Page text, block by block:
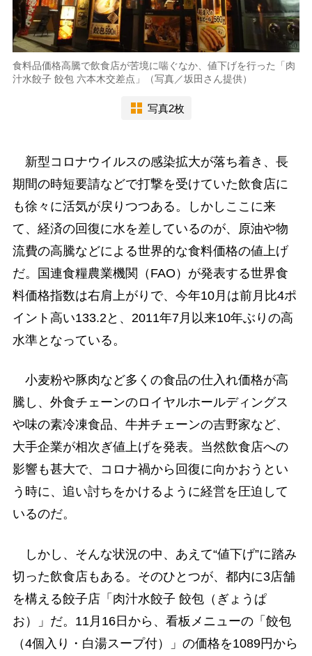
食料品価格高騰で飲食店が苦境に喘ぐなか、値下げを行った「肉
汁水餃子 餃包 六本木交差点」（写真／坂田さん提供）
写真2枚
新型コロナウイルスの感染拡大が落ち着き、長
期間の時短要請などで打撃を受けていた飲食店に
も徐々に活気が戻りつつある。しかしここに来
て、経済の回復に水を差しているのが、原油や物
流費の高騰などによる世界的な食料価格の値上げ
だ。国連食糧農業機関（FAO）が発表する世界食
料価格指数は右肩上がりで、今年10月は前月比4ポ
イント高い133.2と、2011年7月以来10年ぶりの高
水準となっている。
小麦粉や豚肉など多くの食品の仕入れ価格が高
騰し、外食チェーンのロイヤルホールディングス
や味の素冷凍食品、牛丼チェーンの吉野家など、
大手企業が相次ぎ値上げを発表。当然飲食店への
影響も甚大で、コロナ禍から回復に向かおうとい
う時に、追い討ちをかけるように経営を圧迫して
いるのだ。
しかし、そんな状況の中、あえて“値下げ”に踏み
切った飲食店もある。そのひとつが、都内に3店舗
を構える餃子店「肉汁水餃子 餃包（ぎょうぱ
お）」だ。11月16日から、看板メニューの「餃包
（4個入り・白湯スープ付）」の価格を1089円から